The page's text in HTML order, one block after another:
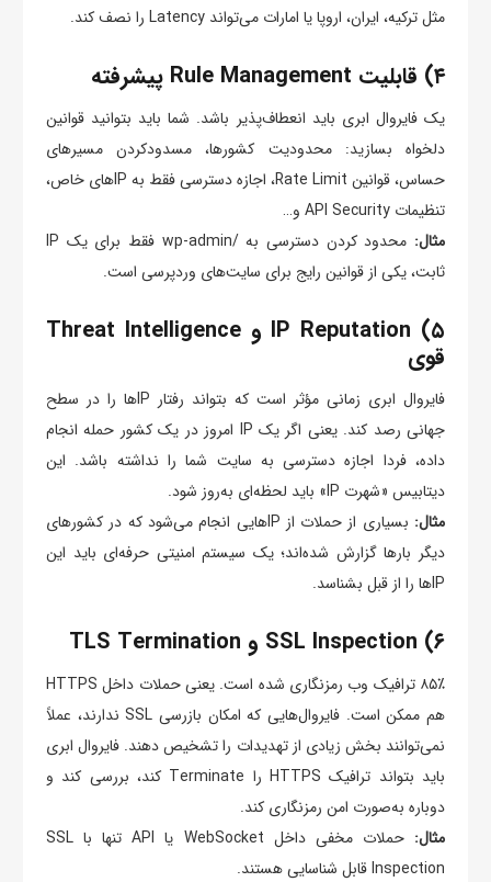
مثل ترکیه، ایران، اروپا یا امارات می‌تواند Latency را نصف کند.
۴) قابلیت Rule Management پیشرفته
یک فایروال ابری باید انعطاف‌پذیر باشد. شما باید بتوانید قوانین
دلخواه بسازید: محدودیت کشورها، مسدودکردن مسیرهای
حساس، قوانین Rate Limit، اجازه دسترسی فقط به IPهای خاص،
تنظیمات API Security و…
مثال:
محدود کردن دسترسی به /wp-admin فقط برای یک IP
ثابت، یکی از قوانین رایج برای سایت‌های وردپرسی است.
۵) IP Reputation و Threat Intelligence
قوی
فایروال ابری زمانی مؤثر است که بتواند رفتار IPها را در سطح
جهانی رصد کند. یعنی اگر یک IP امروز در یک کشور حمله انجام
داده، فردا اجازه دسترسی به سایت شما را نداشته باشد. این
دیتابیس «شهرت IP» باید لحظه‌ای به‌روز شود.
مثال:
بسیاری از حملات از IPهایی انجام می‌شود که در کشورهای
دیگر بارها گزارش شده‌اند؛ یک سیستم امنیتی حرفه‌ای باید این
IPها را از قبل بشناسد.
۶) SSL Inspection و TLS Termination
۸۵٪ ترافیک وب رمزنگاری شده است. یعنی حملات داخل HTTPS
هم ممکن است. فایروال‌هایی که امکان بازرسی SSL ندارند، عملاً
نمی‌توانند بخش زیادی از تهدیدات را تشخیص دهند. فایروال ابری
باید بتواند ترافیک HTTPS را Terminate کند، بررسی کند و
دوباره به‌صورت امن رمزنگاری کند.
مثال:
حملات مخفی داخل WebSocket یا API تنها با SSL
Inspection قابل شناسایی هستند.